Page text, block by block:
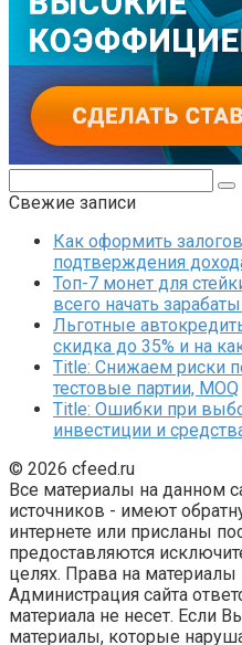
Свежие записи
Как оформить
подтверждения
Топ-7 монет для
всего начать
Льготные
скидка до 35% и на
Title: Снижаем риски
тестовые партии, MOQ
Title: Ошибки при
инвестиции и
© 2026 cfeed.ru
Все материалы на данном
источников - имеют
интернете или присланы
предоставляются
целях. Права на
Администрация сайта
материала не несет. Если
материалы, которые